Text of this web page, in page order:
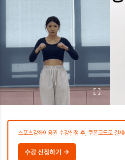
스포츠강좌이용권 수강신청 후, 쿠폰코드로 결
수강 신청하기 →